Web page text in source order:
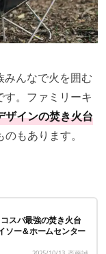
みんなで火を囲む
。ファミリーキ
ザインの焚き火台
もあります。
コスパ最強の焚き火台
ソー＆ホームセンター